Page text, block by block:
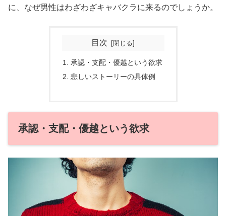
に、なぜ男性はわざわざキャバクラに来るのでしょうか。
目次
承認・支配・優越という欲求
悲しいストーリーの具体例
承認・支配・優越という欲求